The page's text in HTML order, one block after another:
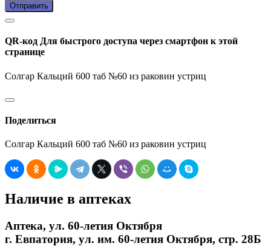
Отправить
QR-код Для быстрого доступа через смартфон к этой
странице
Солгар Кальций 600 таб №60 из раковин устриц
Поделиться
Солгар Кальций 600 таб №60 из раковин устриц
Наличие в аптеках
Аптека, ул. 60-летия Октября
г. Евпатория, ул. им. 60-летия Октября, стр. 28Б